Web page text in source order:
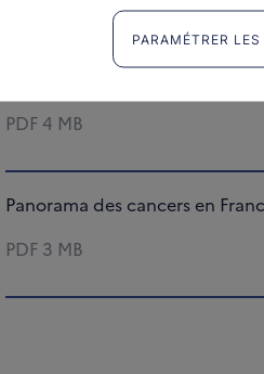
PDF4 MB
Panorama des cancers en
PDF3 MB
PARAMÉTRER